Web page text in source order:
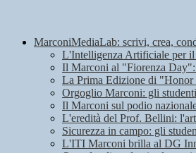
MarconiMediaLab: scrivi, crea,
L'Intelligenza Artificiale per il
Il Marconi al "Fiorenza Day":
La Prima Edizione di
Orgoglio Marconi: gli
Il Marconi sul podio
L'eredità del Prof. Bellini:
Sicurezza in campo: gli
L'ITI Marconi brilla al DG